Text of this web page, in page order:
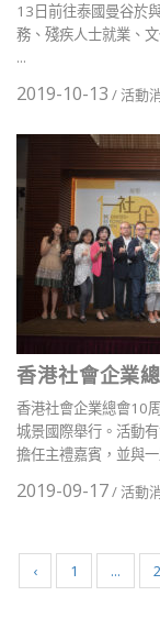
13日前往泰國曼谷於
務、殘疾人士就業、
...
2019-10-13 /活動
香港社會企業
香港社會企業總會10
城景國際舉行。活動
擔任主禮嘉賓，並與
2019-09-17/活動
‹ 1 ...